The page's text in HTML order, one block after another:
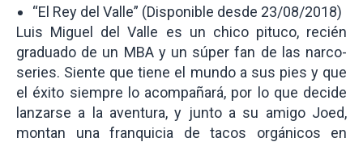
“El Rey del Valle” (Disponible desde 23/08/2018)
Luis Miguel del Valle es un chico pituco, recién
graduado de un MBA y un súper fan de las narco-
series. Siente que tiene el mundo a sus pies y que
el éxito siempre lo acompañará, por lo que decide
lanzarse a la aventura, y junto a su amigo Joed,
montan una franquicia de tacos orgánicos en